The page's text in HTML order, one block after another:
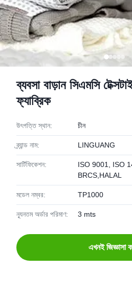
ব্যবসা বাড়ান সিএমসি
ফ্যাব্রিক
উৎপত্তি স্থান: চীন
ব্র্যান্ড নাম: LINGUANG
সার্টিফিকেশন:
ISO 9001, ISO
BRCS,HALAL
মডেল নম্বর: TP1000
ন্যূনতম অর্ডার পরিমাণ: 3 mts
এখনই জিজ্ঞাসা